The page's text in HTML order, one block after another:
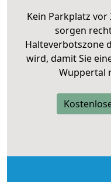
Kein Parkplatz
sorgen
Halteverbotszone
wird, damit Sie
Wuppertal